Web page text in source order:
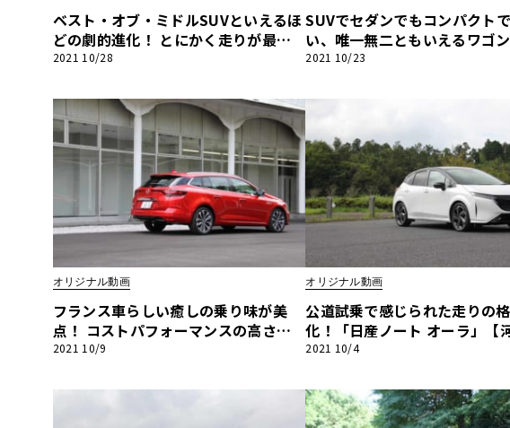
その他
国産車 レクサス
光岡
その他
ベスト・オブ・ミドルSUVといえるほ
どの劇的進化！ とにかく走りが最高
です！「三菱アウトランダーPHEV」
ン】
2021 10/28
SUVでセダンでもコンパクト
い、唯一無二ともいえるワゴ
のピュアEV！「ポルシェ タイ
乗インプレッション】
2021 10/23
オリジナル動画
フランス車らしい癒しの乗り味が美
点！ コストパフォーマンスの高さも
魅力の1台です！「ルノー メガーヌ ス
インプレッション】
2021 10/9
オリジナル動画
公道試乗で感じられた走りの
化！「日産ノート オーラ」【
なぶ動画試乗インプレッション
2021 10/4